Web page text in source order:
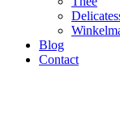
Blog
Contact